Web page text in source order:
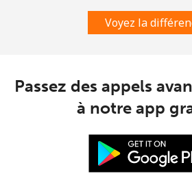
Voyez la
Passez des appels
à notre app